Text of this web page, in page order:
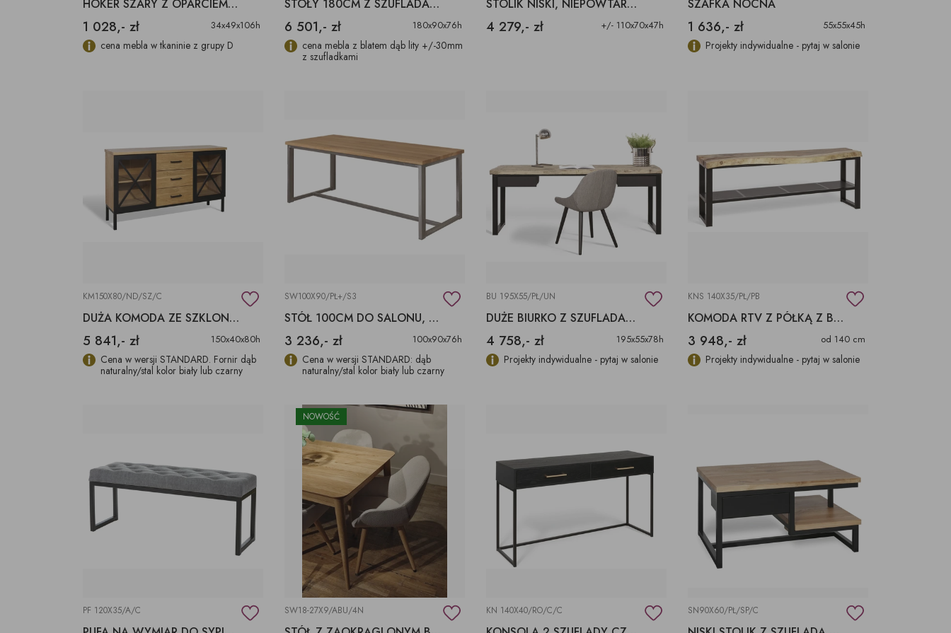
HOKER SZARY Z OPARCIEM KRZESŁO BAROWE
1 028,- zł 34x49x106h
cena mebla w tkaninie z grupy D
STOŁY 180CM Z SZUFLADAMI 30MM GRUBOŚĆ BLATU
6 501,- zł 180x90x76h
cena mebla z blatem dąb lity +/-30mm
z szufladkami
STOLIK NISKI, NIEPOWTARZALNE BLATY
4 279,- zł +/- 110x70x47h
SZAFKA NOCNA
1 636,- zł 55x55x45h
Projekty indywidualne - pytaj w salonie
KM150X80/ND/SZ/C
DUŻA KOMODA ZE SZKLONYMI DRZWIAMI
5 841,- zł 150x40x80h
Cena w wersji STANDARD. Fornir dąb
naturalny/stal kolor biały lub czarny
SW100X90/PŁ+/S3
STÓŁ 100CM DO SALONU, NOGI STAL SZCZOTKOWANA
3 236,- zł 100x90x76h
Cena w wersji STANDARD: dąb
naturalny/stal kolor biały lub czarny
BU 195X55/PŁ/UN
DUŻE BIURKO Z SZUFLADAMI Z BLATEM EGZOTYCZNYM
4 758,- zł 195x55x78h
Projekty indywidualne - pytaj w salonie
KNS 140X35/PŁ/PB
KOMODA RTV Z PÓŁKĄ Z BLACHY, SUAR
3 948,- zł od 140 cm
Projekty indywidualne - pytaj w salonie
PF 120X35/A/C
NOWOŚĆ
SW18-27X9/ABU/4N KN 140X40/RO/C/C SN90X60/PŁ/SP/C